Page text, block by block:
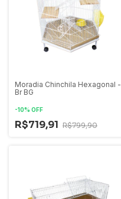
Moradia Chinchila Hexagonal -
Br BG
-10% OFF
R$719,91 R$799,90